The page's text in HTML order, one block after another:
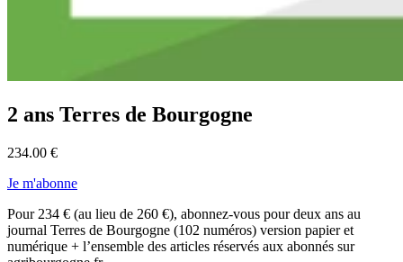
2 ans Terres de Bourgogne
234.00 €
Je m'abonne
Pour 234 € (au lieu de 260 €), abonnez-vous pour deux ans au
journal Terres de Bourgogne (102 numéros) version papier et
numérique + l’ensemble des articles réservés aux abonnés sur